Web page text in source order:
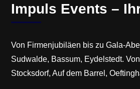
Impuls Events –
Von Firmenjubiläen bis zu Gala-
Sudwalde, Bassum, Eydelstedt.
Stocksdorf, Auf dem Barrel,